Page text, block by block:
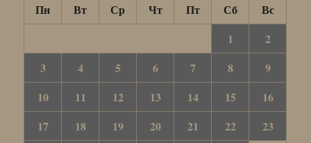
Пн Вт Ср Чт Пт Сб
Вс
1
2
3
4 5 6 7 8
9
10
11 12 13 14 15
16
17
18 19 20 21 22
23